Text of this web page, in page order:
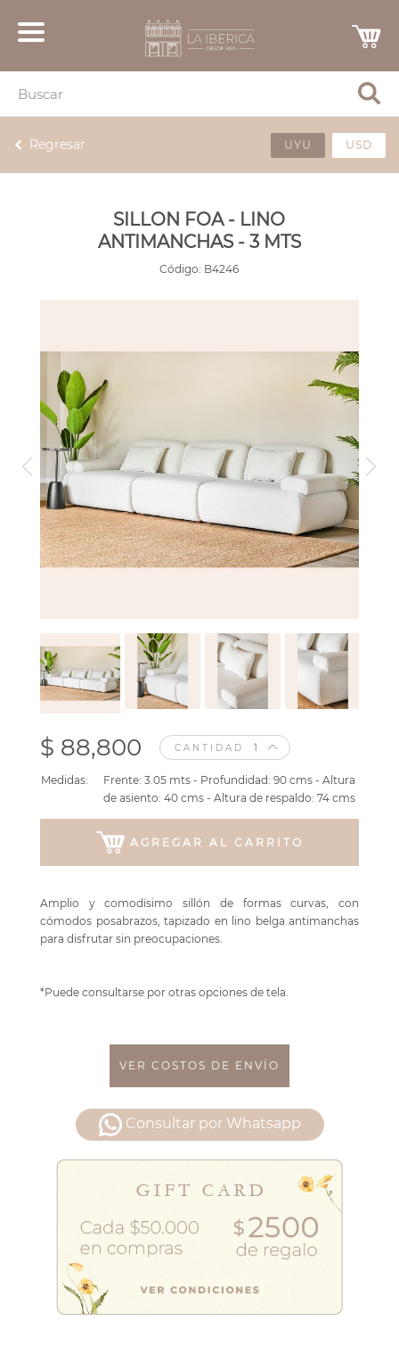
Regresar UYU USD
SILLON FOA - LINO
ANTIMANCHAS - 3 MTS
Código: B4246
$ 88,800 CANTIDAD
Medidas:
Frente: 3.05 mts - Profundidad: 90 cms - Altura
de asiento: 40 cms - Altura de respaldo: 74 cms
AGREGAR AL CARRITO
Amplio y comodísimo sillón de formas curvas, con
cómodos posabrazos, tapizado en lino belga antimanchas
para disfrutar sin preocupaciones.
*Puede consultarse por otras opciones de tela.
VER COSTOS DE ENVÍO
Consultar por Whatsapp